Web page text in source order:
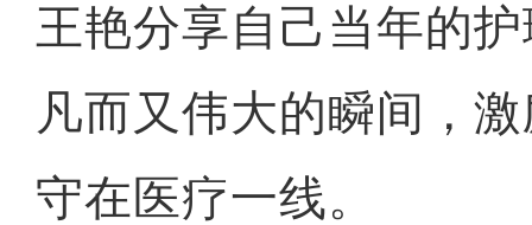
王艳分享自己当年的
凡而又伟大的瞬间，
守在医疗一线。